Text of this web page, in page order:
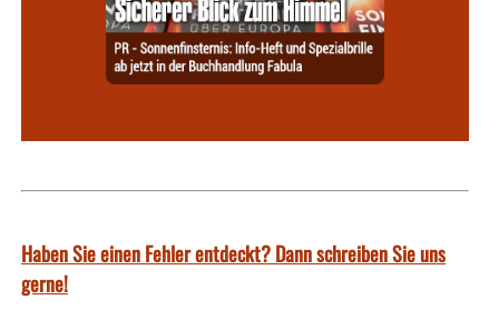
Haben Sie einen Fehler entdeckt? Dann schreiben Sie uns
gerne!